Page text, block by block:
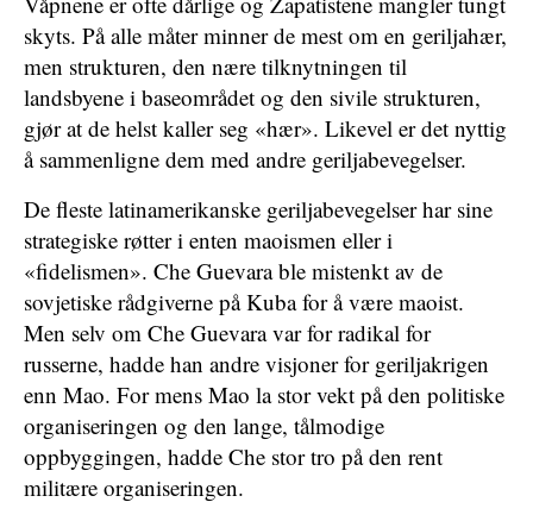
skyts. På alle måter minner de mest om en geriljahær,
men strukturen, den nære tilknytningen til
landsbyene i baseområdet og den sivile strukturen,
gjør at de helst kaller seg «hær». Likevel er det nyttig
å sammenligne dem med andre geriljabevegelser.
De fleste latinamerikanske geriljabevegelser har sine
strategiske røtter i enten maoismen eller i
«fidelismen». Che Guevara ble mistenkt av de
sovjetiske rådgiverne på Kuba for å være maoist.
Men selv om Che Guevara var for radikal for
russerne, hadde han andre visjoner for geriljakrigen
enn Mao. For mens Mao la stor vekt på den politiske
organiseringen og den lange, tålmodige
oppbyggingen, hadde Che stor tro på den rent
militære organiseringen.